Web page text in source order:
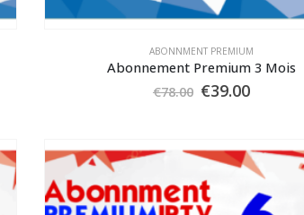
ABONNMENT PREMIUM
Abonnement Premium 3 Mois
€78.00 Le
€78.00.
€39.00Le
€39.00.